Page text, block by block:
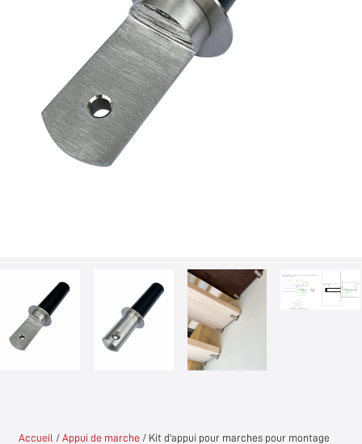
Accueil / Appui de marche / Kit d'appui pour marches pour montage